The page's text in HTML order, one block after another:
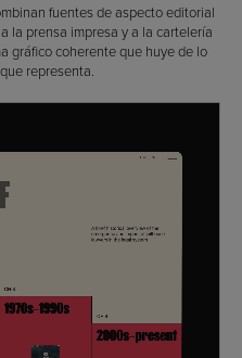
fuentes de aspecto editorial
la prensa impresa y a la cartelería
gráfico coherente que huye de lo
representa.